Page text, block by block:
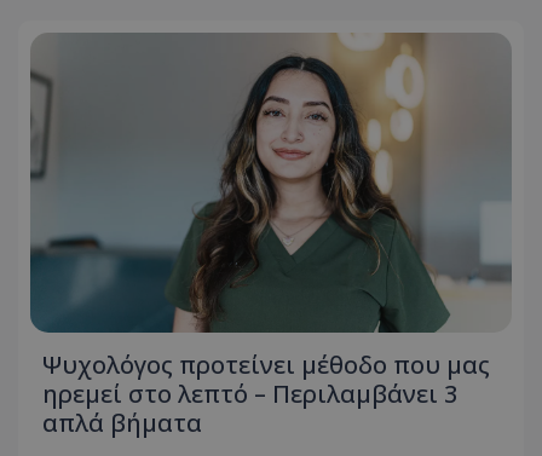
Ψυχολόγος προτείνει μέθοδο που μας
ηρεμεί στο λεπτό – Περιλαμβάνει 3
απλά βήματα